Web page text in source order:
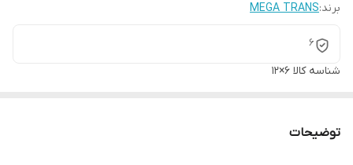
برند:MEGA TRANS
6
شناسه کالا 6×12
توضیحات